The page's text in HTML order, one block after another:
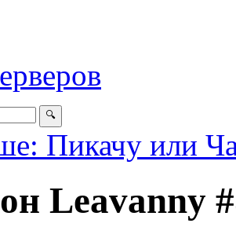
Пикачу или
Leavanny